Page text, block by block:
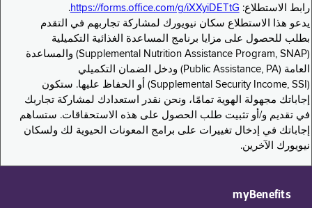
رابط الاستطلاع: https://forms.office.com/g/iXXyiDETtG
.
يدعو هذا الاستطلاع سكان نيويورك لمشاركة تجاربهم في التقدم
بطلب للحصول على مزايا برنامج المساعدة الغذائية التكميلية
(Supplemental Nutrition Assistance Program, SNAP) والمساعدة
العامة (Public Assistance, PA) ودخل الضمان التكميلي
(Supplemental Security Income, SSI) أو الحفاظ عليها. ستكون
إجاباتك مجهولة الهوية تمامًا، ونحن نقدر استعدادك لمشاركة تجاربك
في تقديم و/أو تثبيت طلب الحصول على هذه الاستحقاقات. ستساهم
إجاباتك في إدخال تغييرات على برامج المعونات الحيوية لك ولسكان
نيويورك الآخرين.
myBenefits